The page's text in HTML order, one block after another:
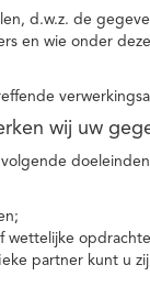
d.w.z. de
en wie onder
wij uw
partner kunt u